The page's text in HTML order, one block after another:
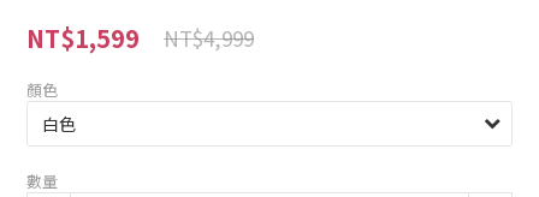
NT$1,599 NT$4,999
顏色
數量